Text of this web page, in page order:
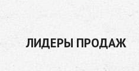
ЛИДЕРЫ ПРОДАЖ